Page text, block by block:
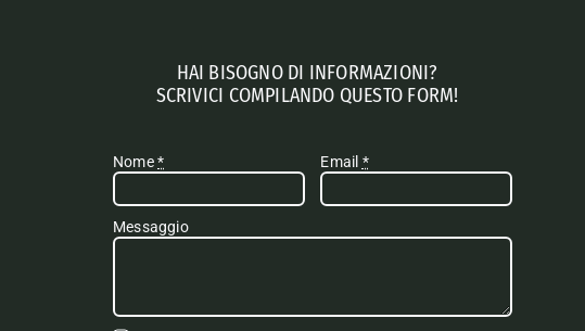
HAI BISOGNO DI INFORMAZIONI?
SCRIVICI COMPILANDO QUESTO FORM!
Nome* Email *
Messaggio